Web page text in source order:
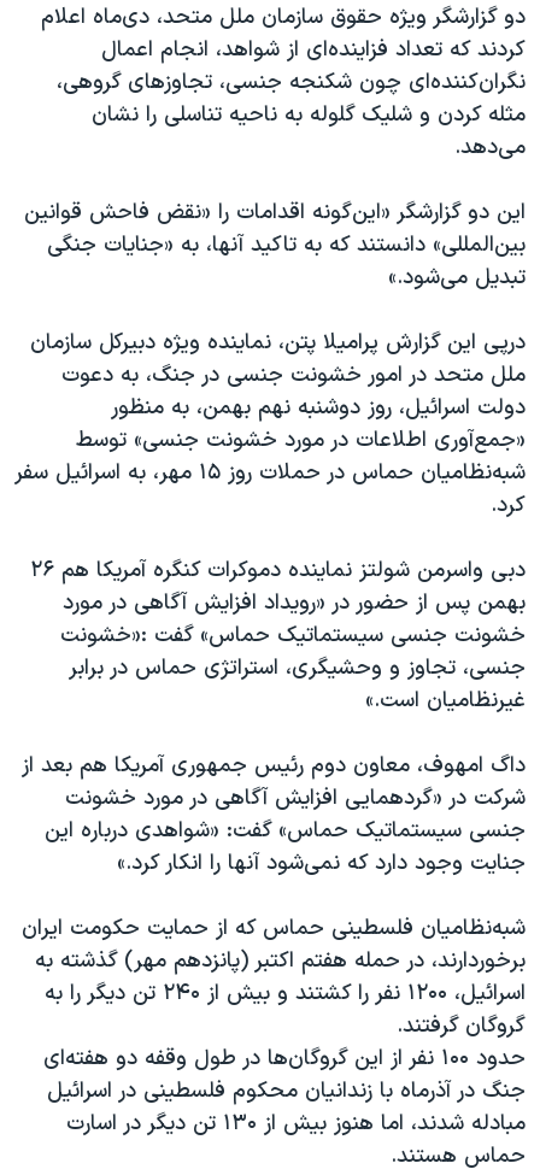
دو گزارشگر ویژه حقوق سازمان ملل متحد، دی‌ماه اعلام
کردند که تعداد فزاینده‌ای از شواهد، انجام اعمال
نگران‌کننده‌ای چون شکنجه جنسی، تجاوزهای گروهی،
مثله کردن و شلیک گلوله به ناحیه تناسلی را نشان
می‌دهد.
این دو گزارشگر «این‌گونه اقدامات را «نقض فاحش قوانین
بین‌المللی» دانستند که به تاکید آنها، به «جنایات جنگی
تبدیل می‌شود.»
درپی این گزارش پرامیلا پتن، نماینده ویژه دبیرکل سازمان
ملل متحد در امور خشونت جنسی در جنگ، به دعوت
دولت اسرائیل، روز دوشنبه نهم بهمن، به منظور
«جمع‌آوری اطلاعات در مورد خشونت جنسی» توسط
شبه‌نظامیان حماس در حملات روز ۱۵ مهر، به اسرائیل سفر
کرد.
دبی واسرمن شولتز نماینده دموکرات کنگره آمریکا هم ۲۶
بهمن پس از حضور در «رویداد افزایش آگاهی در مورد
خشونت جنسی سیستماتیک حماس» گفت :«خشونت
جنسی، تجاوز و وحشیگری، استراتژی حماس در برابر
غیرنظامیان است.»
داگ امهوف، معاون دوم رئیس جمهوری آمریکا هم بعد از
شرکت در «گردهمایی افزایش آگاهی در مورد خشونت
جنسی سیستماتیک حماس» گفت: «شواهدی درباره این
جنایت وجود دارد که نمی‌شود آنها را انکار کرد.»
شبه‌نظامیان فلسطینی حماس که از حمایت حکومت ایران
برخوردارند، در حمله هفتم اکتبر (پانزدهم مهر) گذشته به
اسرائیل، ۱۲۰۰ نفر را کشتند و بیش از ۲۴۰ تن دیگر را به
گروگان گرفتند.
حدود ۱۰۰ نفر از این گروگان‌ها در طول وقفه دو هفته‌ای
جنگ در آذرماه با زندانیان محکوم فلسطینی در اسرائیل
مبادله شدند، اما هنوز بیش از ۱۳۰ تن دیگر در اسارت
حماس هستند.